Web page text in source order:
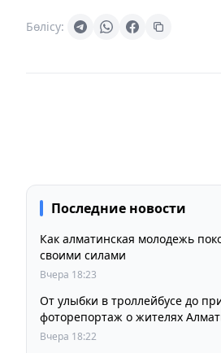
Бөлісу:
Последние новости
Как алматинская молодежь
своими силами
Вчера 18:23
От улыбки в троллейбусе до
фоторепортаж о жителях
Вчера 18:22